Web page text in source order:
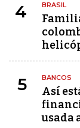
4 BRASIL
5 BANCOS
Así
usada